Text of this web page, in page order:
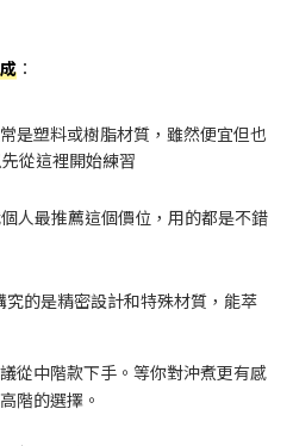
：
是塑料或樹脂材質，雖然便宜但也
從這裡開始練習
人最推薦這個價位，用的都是不錯
的是精密設計和特殊材質，能萃
從中階款下手。等你對沖煮更有感
階的選擇。